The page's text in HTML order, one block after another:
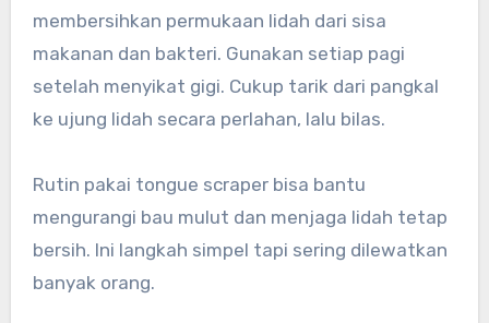
membersihkan permukaan lidah dari sisa
makanan dan bakteri. Gunakan setiap pagi
setelah menyikat gigi. Cukup tarik dari pangkal
ke ujung lidah secara perlahan, lalu bilas.
Rutin pakai tongue scraper bisa bantu
mengurangi bau mulut dan menjaga lidah tetap
bersih. Ini langkah simpel tapi sering dilewatkan
banyak orang.